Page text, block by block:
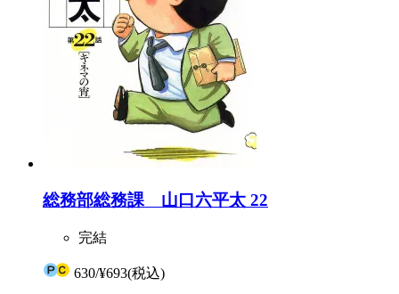
総務部総務課 山口六平太 22
完結
630/¥693(税込)